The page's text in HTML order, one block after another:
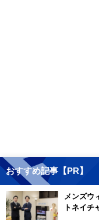
おすすめ記事【PR】
メンズウ
トネイチ